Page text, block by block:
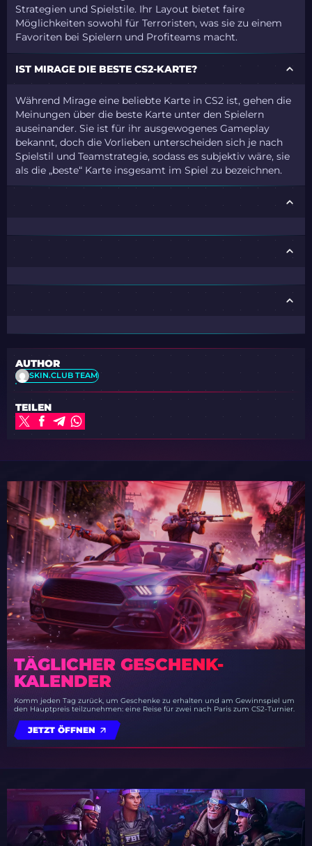
Strategien und Spielstile. Ihr Layout bietet faire
Möglichkeiten sowohl für Terroristen, was sie zu einem
Favoriten bei Spielern und Profiteams macht.
IST MIRAGE DIE BESTE CS2-KARTE?
Während Mirage eine beliebte Karte in CS2 ist, gehen die
Meinungen über die beste Karte unter den Spielern
auseinander. Sie ist für ihr ausgewogenes Gameplay
bekannt, doch die Vorlieben unterscheiden sich je nach
Spielstil und Teamstrategie, sodass es subjektiv wäre, sie
als die „beste“ Karte insgesamt im Spiel zu bezeichnen.
AUTHOR
SKIN.CLUB TEAM
TEILEN
TÄGLICHER GESCHENK-
KALENDER
Komm jeden Tag zurück, um Geschenke zu erhalten und am Gewinnspiel um
den Hauptpreis teilzunehmen: eine Reise für zwei nach Paris zum CS2-Turnier.
JETZT ÖFFNEN